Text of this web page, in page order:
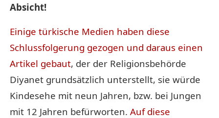
Absicht!
Einige türkische Medien haben diese
Schlussfolgerung gezogen und daraus einen
Artikel gebaut, der der Religionsbehörde
Diyanet grundsätzlich unterstellt, sie würde
Kindesehe mit neun Jahren, bzw. bei Jungen
mit 12 Jahren befürworten. Auf diese